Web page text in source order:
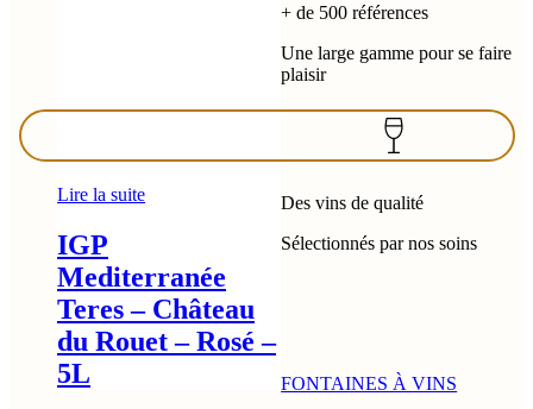
Lire la suite
IGP
Mediterranée
Teres – Château
du Rouet – Rosé –
5L
+ de 500 références
Une large gamme pour se faire
plaisir
Des vins de qualité
Sélectionnés par nos soins
FONTAINES À VINS